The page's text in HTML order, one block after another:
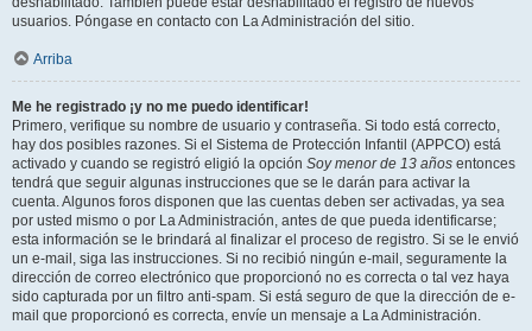
usuarios. Póngase en contacto con La Administración del sitio.
Arriba
Me he registrado ¡y no me puedo identificar!
Primero, verifique su nombre de usuario y contraseña. Si todo está correcto,
hay dos posibles razones. Si el Sistema de Protección Infantil (APPCO) está
activado y cuando se registró eligió la opción Soy menor de 13 años entonces
tendrá que seguir algunas instrucciones que se le darán para activar la
cuenta. Algunos foros disponen que las cuentas deben ser activadas, ya sea
por usted mismo o por La Administración, antes de que pueda identificarse;
esta información se le brindará al finalizar el proceso de registro. Si se le envió
un e-mail, siga las instrucciones. Si no recibió ningún e-mail, seguramente la
dirección de correo electrónico que proporcionó no es correcta o tal vez haya
sido capturada por un filtro anti-spam. Si está seguro de que la dirección de e-
mail que proporcionó es correcta, envíe un mensaje a La Administración.